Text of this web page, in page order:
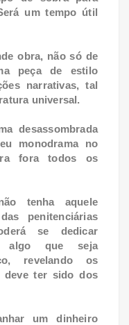
um tempo útil
obra, não só de
peça de estilo
narrativas, tal
universal.
desassombrada
monodrama no
fora todos os
tenha aquele
penitenciárias
se dedicar
algo que seja
revelando os
deve ter sido dos
um dinheiro